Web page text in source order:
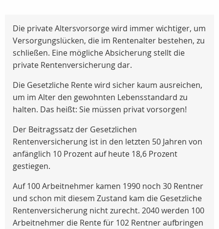
Die private Altersvorsorge wird immer wichtiger, um
Versorgungslücken, die im Rentenalter bestehen, zu
schließen. Eine mögliche Absicherung stellt die
private Rentenversicherung dar.
Die Gesetzliche Rente wird sicher kaum ausreichen,
um im Alter den gewohnten Lebensstandard zu
halten. Das heißt: Sie müssen privat vorsorgen!
Der Beitragssatz der Gesetzlichen
Rentenversicherung ist in den letzten 50 Jahren von
anfänglich 10 Prozent auf heute 18,6 Prozent
gestiegen.
Auf 100 Arbeitnehmer kamen 1990 noch 30 Rentner
und schon mit diesem Zustand kam die Gesetzliche
Rentenversicherung nicht zurecht. 2040 werden 100
Arbeitnehmer die Rente für 102 Rentner aufbringen